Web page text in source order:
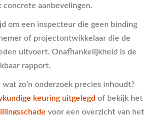
concrete aanbevelingen.
om een inspecteur die geen binding
of projectontwikkelaar die de
uitvoert. Onafhankelijkheid is de
rapport.
zo’n onderzoek precies inhoudt?
keuring uitgelegd of bekijk het
voor een overzicht van het